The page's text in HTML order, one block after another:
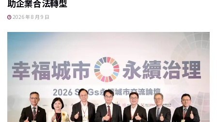
助企業合法轉型
2026 年 8 月 9 日